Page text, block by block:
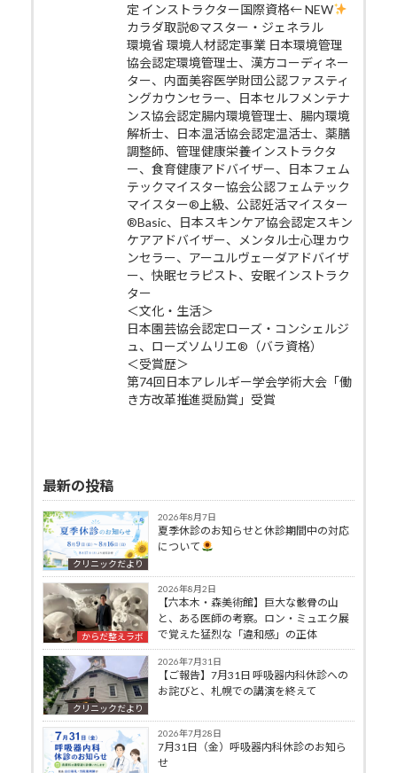
定 インストラクター国際資格← NEW
カラダ取説®マスター・ジェネラル
環境省 環境人材認定事業 日本環境管理
協会認定環境管理士、漢方コーディネー
ター、内面美容医学財団公認ファスティ
ングカウンセラー、日本セルフメンテナ
ンス協会認定腸内環境管理士、腸内環境
解析士、日本温活協会認定温活士、薬膳
調整師、管理健康栄養インストラクタ
ー、食育健康アドバイザー、日本フェム
テックマイスター協会公認フェムテック
マイスター®上級、公認妊活マイスター
®Basic、日本スキンケア協会認定スキン
ケアアドバイザー、メンタル士心理カウ
ンセラー、アーユルヴェーダアドバイザ
ー、快眠セラピスト、安眠インストラク
ター
＜文化・生活＞
日本園芸協会認定ローズ・コンシェルジ
ュ、ローズソムリエ®（バラ資格）
＜受賞歴＞
第74回日本アレルギー学会学術大会「働
き方改革推進奨励賞」受賞
最新の投稿
クリニックだより
2026年8月7日
夏季休診のお知らせと休診期間中の対応
について
からだ整えラボ
2026年8月2日
【六本木・森美術館】巨大な骸骨の山
と、ある医師の考察。ロン・ミュエク展
で覚えた猛烈な「違和感」の正体
クリニックだより
2026年7月31日
【ご報告】7月31日 呼吸器内科休診への
お詫びと、札幌での講演を終えて
2026年7月28日
7月31日（金）呼吸器内科休診のお知ら
せ